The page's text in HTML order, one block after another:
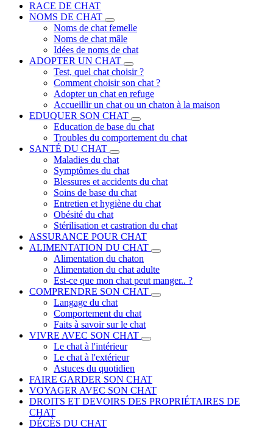
RACE DE CHAT
NOMS DE CHAT
Noms de chat femelle
Noms de chat mâle
Idées de noms de chat
ADOPTER UN CHAT
Test, quel chat choisir ?
Comment choisir son chat ?
Adopter un chat en refuge
Accueillir un chat ou un chaton à la maison
EDUQUER SON CHAT
Education de base du chat
Troubles du comportement du chat
SANTÉ DU CHAT
Maladies du chat
Symptômes du chat
Blessures et accidents du chat
Soins de base du chat
Entretien et hygiène du chat
Obésité du chat
Stérilisation et castration du chat
ASSURANCE POUR CHAT
ALIMENTATION DU CHAT
Alimentation du chaton
Alimentation du chat adulte
Est-ce que mon chat peut manger.. ?
COMPRENDRE SON CHAT
Langage du chat
Comportement du chat
Faits à savoir sur le chat
VIVRE AVEC SON CHAT
Le chat à l'intérieur
Le chat à l'extérieur
Astuces du quotidien
FAIRE GARDER SON CHAT
VOYAGER AVEC SON CHAT
DROITS ET DEVOIRS DES PROPRIÉTAIRES DE
CHAT
DÉCÈS DU CHAT